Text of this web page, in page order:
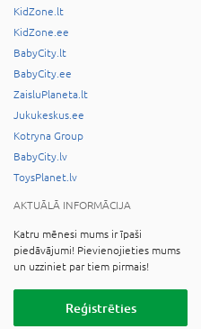
KidZone.lt
KidZone.ee
BabyCity.lt
BabyCity.ee
ZaisluPlaneta.lt
Jukukeskus.ee
Kotryna Group
BabyCity.lv
ToysPlanet.lv
AKTUĀLĀ INFORMĀCIJA
Katru mēnesi mums ir īpaši
piedāvājumi! Pievienojieties mums
un uzziniet par tiem pirmais!
Reģistrēties